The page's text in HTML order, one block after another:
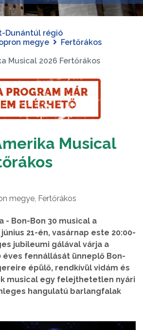
Dunántúl régió
megye
Fertőrákos
Musical 2026 Fertőrákos
Musical
megye, Fertőrákos
- Bon-Bon 30 musical a
21-én, vasárnap este 20:00-
jubileumi gálával várja a
éves fennállását ünneplő Bon-
épülő, rendkívül vidám és
musical egy felejthetetlen nyári
hangulatú barlangfalak